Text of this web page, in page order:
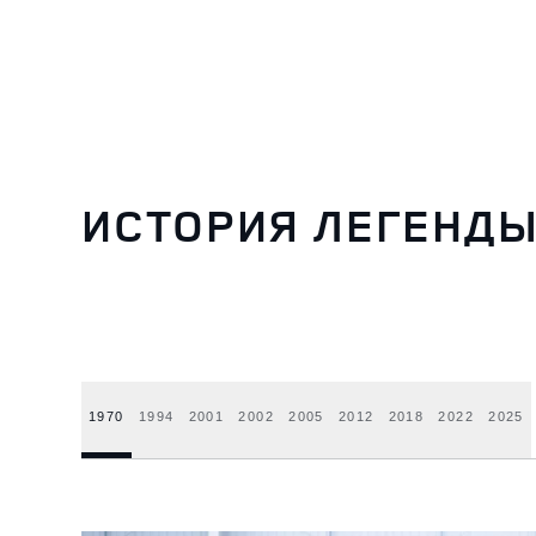
ИСТОРИЯ
1970 1994 2001 2002 2005 2012 2018 2022 2025